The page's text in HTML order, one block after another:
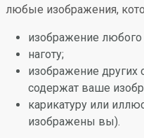
любые изображения,
изображение
наготу;
изображение других
содержат ваше
карикатуру или
изображены вы).